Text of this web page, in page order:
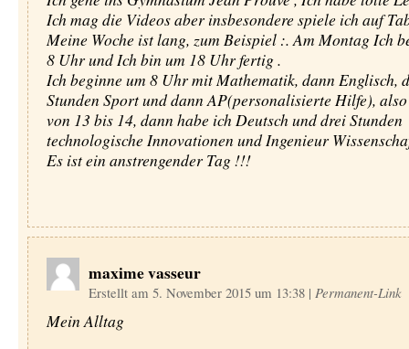
Ich mag die Videos aber insbesondere spiele ich auf
Meine Woche ist lang, zum Beispiel :. Am Montag Ich
8 Uhr und Ich bin um 18 Uhr fertig .
Ich beginne um 8 Uhr mit Mathematik, dann Englisch,
Stunden Sport und dann AP(personalisierte Hilfe), also
von 13 bis 14, dann habe ich Deutsch und drei Stunden
technologische Innovationen und Ingenieur
Es ist ein anstrengender Tag !!!
maxime vasseur
Erstellt am 5. November 2015 um 13:38 | Permanent-Link
Mein Alltag